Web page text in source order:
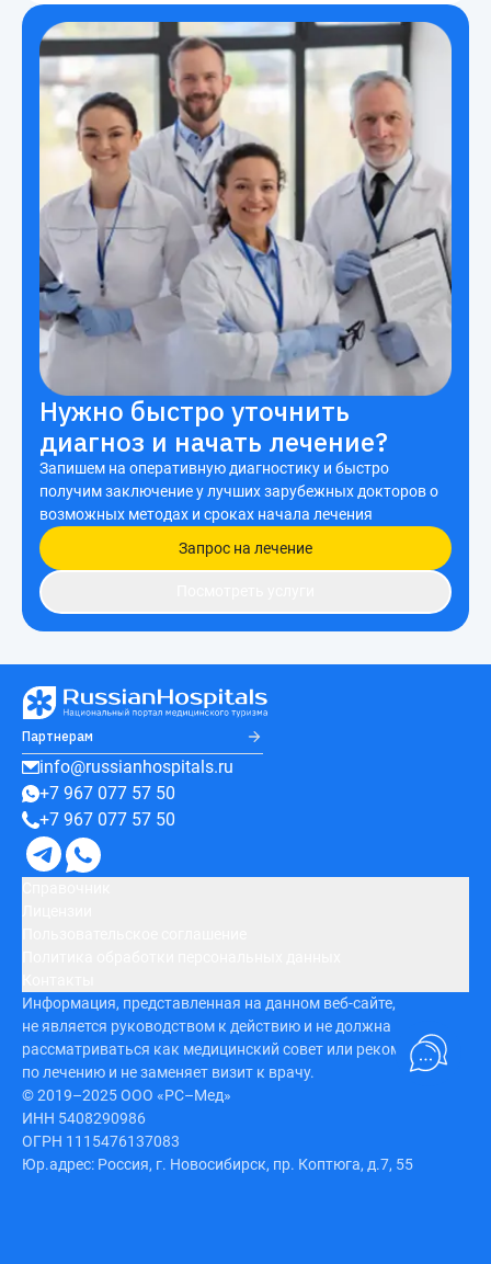
Нужно быстро уточнить
диагноз и начать лечение?
Запишем на оперативную диагностику и быстро
получим заключение у лучших зарубежных докторов о
возможных методах и сроках начала лечения
Запрос на лечение
Партнерам
info@russianhospitals.ru
+7 967 077 57 50
+7 967 077 57 50
Информация, представленная на данном веб-сайте,
не является руководством к действию и не должна
рассматриваться как медицинский совет или рекомендация
по лечению и не заменяет визит к врачу.
© 2019–2025 ООО «РС–Мед»
ИНН 5408290986
ОГРН 1115476137083
Юр.адрес: Россия, г. Новосибирск, пр. Коптюга, д.7, 55